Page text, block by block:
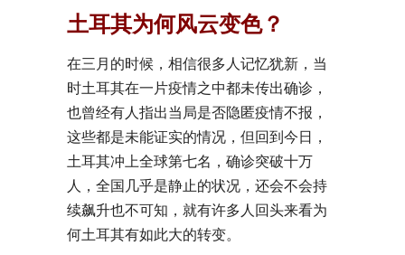
土耳其为何风云变色？
在三月的时候，相信很多人记忆犹新，当
时土耳其在一片疫情之中都未传出确诊，
也曾经有人指出当局是否隐匿疫情不报，
这些都是未能证实的情况，但回到今日，
土耳其冲上全球第七名，确诊突破十万
人，全国几乎是静止的状况，还会不会持
续飙升也不可知，就有许多人回头来看为
何土耳其有如此大的转变。